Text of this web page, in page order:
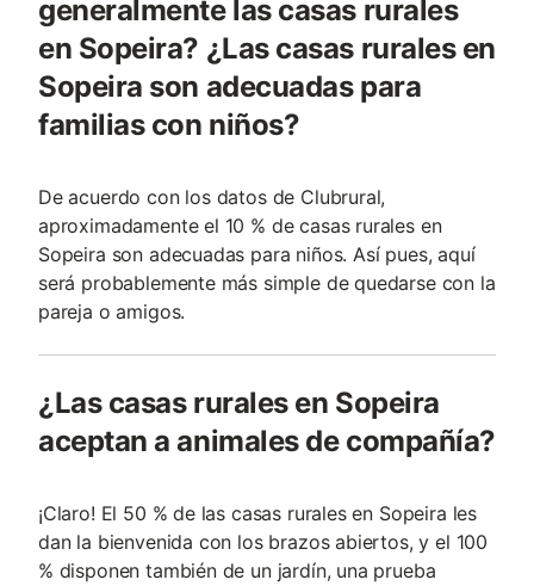
generalmente las casas rurales
en Sopeira? ¿Las casas rurales en
Sopeira son adecuadas para
familias con niños?
De acuerdo con los datos de Clubrural,
aproximadamente el 10 % de casas rurales en
Sopeira son adecuadas para niños. Así pues, aquí
será probablemente más simple de quedarse con la
pareja o amigos.
¿Las casas rurales en Sopeira
aceptan a animales de compañía?
¡Claro! El 50 % de las casas rurales en Sopeira les
dan la bienvenida con los brazos abiertos, y el 100
% disponen también de un jardín, una prueba